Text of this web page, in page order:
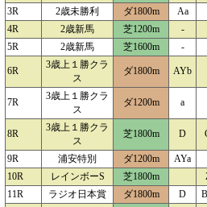
3R
2歳未勝利 ダ1800m Aa
4R
2歳新馬 芝1200m -
5R
2歳新馬 芝1600m -
6R
3歳上１勝クラ
ス
ダ1800m AYb
7R
3歳上１勝クラ
ス
ダ1200m a
8R
3歳上１勝クラ
ス
芝1800m D
9R 浦安特別 ダ1200m AYa
10R
レインボーS 芝1800m
11R
ラジオ日本賞 ダ1800m D